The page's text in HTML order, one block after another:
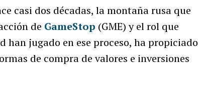
casi dos décadas, la montaña rusa que
de GameStop (GME) y el rol que
jugado en ese proceso, ha propiciado
de compra de valores e inversiones